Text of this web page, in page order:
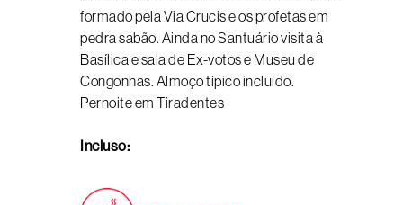
formado pela Via Crucis e os profetas em
pedra sabão. Ainda no Santuário visita à
Basílica e sala de Ex-votos e Museu de
Congonhas. Almoço típico incluído.
Pernoite em Tiradentes
Incluso: